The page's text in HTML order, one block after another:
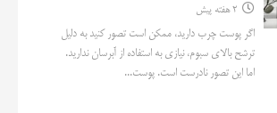
2 هفته پیش
اگر پوست چرب دارید، ممکن است تصور کنید به دلیل
ترشح بالای سبوم، نیازی به استفاده از آبرسان ندارید.
اما این تصور نادرست است. پوست...